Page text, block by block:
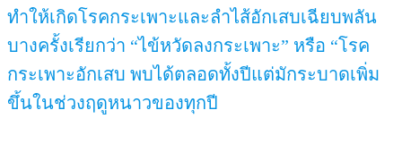
ทำให้เกิดโรคกระเพาะและลำไส้อักเสบเฉียบพลัน
บางครั้งเรียกว่า “ไข้หวัดลงกระเพาะ” หรือ “โรค
กระเพาะอักเสบ พบได้ตลอดทั้งปีแต่มักระบาดเพิ่ม
ขึ้นในช่วงฤดูหนาวของทุกปี